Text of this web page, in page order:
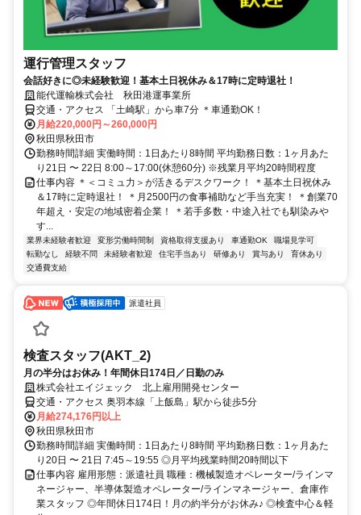
運行管理スタッフ
会話好きに◎未経験歓迎！基本土日祝休み＆17時に定時退社！
能代運輸株式会社 秋田港運事業所
交通・アクセス 「土崎駅」から車7分 ＊車通勤OK！
月給220,000円～260,000円
秋田県秋田市
勤務時間詳細 実働時間：1日あたり8時間 平均勤務日数：1ヶ月あた
り21日 〜 22日 8:00～17:00(休憩60分) ※残業月平均20時間程度
仕事内容 ＊＜コミュ力＞が活きるデスクワーク！ ＊基本土日祝休み
＆17時に定時退社！ ＊月2500円の食事補助など手当充実！ ＊創業70
年超え・安定の地域密着企業！ ＊若手多数・中途入社でも馴染みや
す...
業界未経験者歓迎 変形労働時間制 資格取得支援あり 車通勤OK
職場見学可
転勤なし
経験不問 未経験者歓迎 住宅手当あり 研修あり 賞与あり
育休あり
交通費支給
派遣社員
検査スタッフ(AKT_2)
月の半分はお休み！年間休日174日／日勤のみ
株式会社エイジェック 北上雇用開発センター
交通・アクセス 奥羽本線「上飯島」駅から徒歩5分
月給274,176円以上
秋田県秋田市
勤務時間詳細 実働時間：1日あたり8時間 平均勤務日数：1ヶ月あた
り20日 〜 21日 7:45～19:55 ◎月平均残業時間20時間以下
仕事内容 雇用形態：派遣社員 職種：機械製造オペレーター/ラインマ
ネージャー、半導体製造オペレーター/ラインマネージャー、倉庫作
業スタッフ ◎年間休日174日！月の約半分がお休み♪ ◎検査中心＆軽